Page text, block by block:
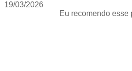
19/03/2026
Eu recomendo esse